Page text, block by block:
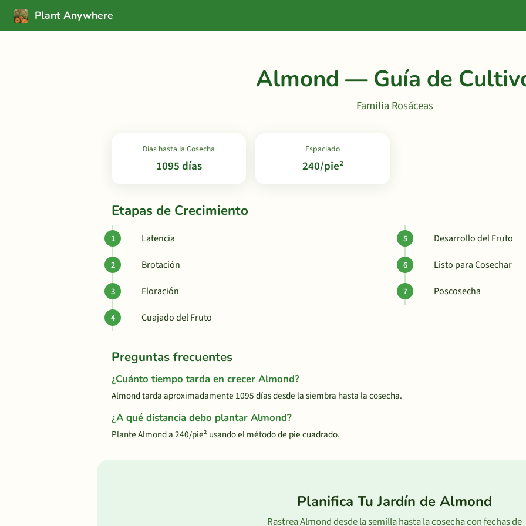
Plant Anywhere
Almond — Guía de
Familia Rosáceas
Días hasta la Cosecha
1095 días
Espaciado
240/pie²
Etapas de Crecimiento
Latencia
Brotación
Floración
Cuajado del Fruto
Desarrollo del Fruto
Listo para Cosechar
Poscosecha
Preguntas frecuentes
¿Cuánto tiempo tarda en crecer Almond?
Almond tarda aproximadamente 1095 días desde la siembra hasta la cosecha.
¿A qué distancia debo plantar Almond?
Plante Almond a 240/pie² usando el método de pie cuadrado.
Planifica Tu Jardín de Almond
Rastrea Almond desde la semilla hasta la cosecha con fechas de